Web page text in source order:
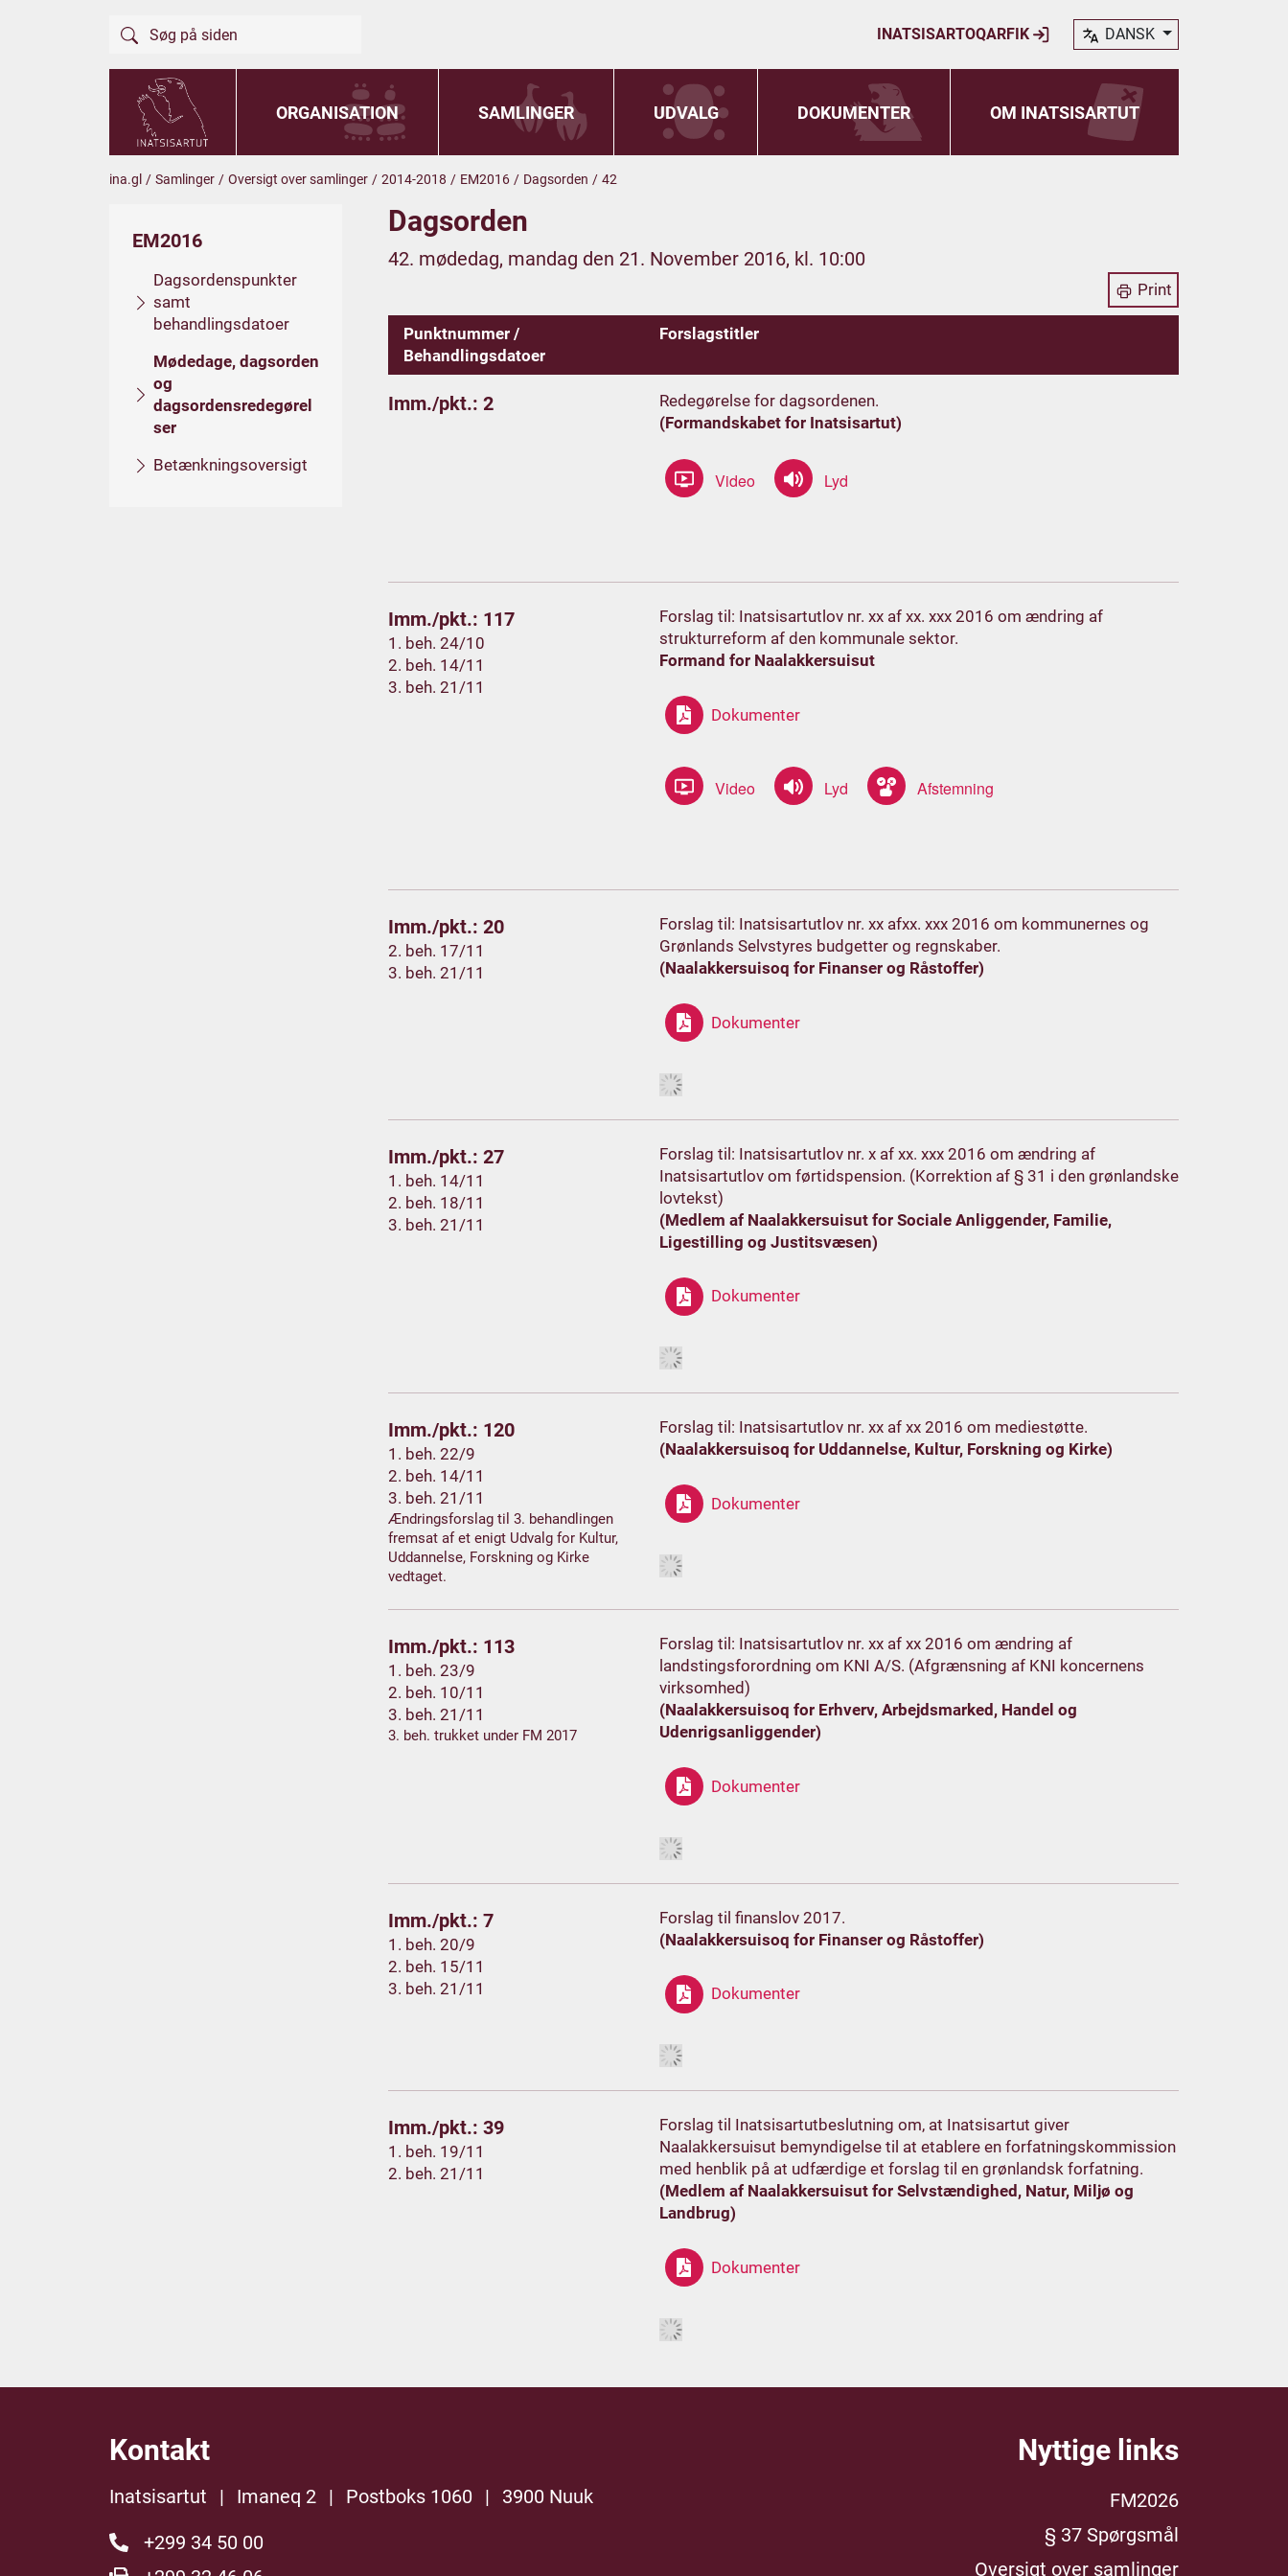
INATSISARTOQARFIK DANSK
ORGANISATION SAMLINGER UDVALG DOKUMENTER OM INATSISARTUT
ina.gl / Samlinger / Oversigt over samlinger / 2014-2018 / EM2016 / Dagsorden / 42
EM2016
Dagsordenspunkter
samt
behandlingsdatoer
Mødedage, dagsorden
og
dagsordensredegørel
ser
Betænkningsoversigt
Dagsorden
42. mødedag, mandag den 21. November 2016, kl. 10:00
Print
Punktnummer /
Behandlingsdatoer
Forslagstitler
Imm./pkt.: 2
Redegørelse for dagsordenen.
(Formandskabet for Inatsisartut)
Imm./pkt.: 117
1. beh. 24/10
2. beh. 14/11
3. beh. 21/11
Forslag til: Inatsisartutlov nr. xx af xx. xxx 2016 om ændring af
strukturreform af den kommunale sektor.
Formand for Naalakkersuisut
Dokumenter
Imm./pkt.: 20
2. beh. 17/11
3. beh. 21/11
Forslag til: Inatsisartutlov nr. xx afxx. xxx 2016 om kommunernes og
Grønlands Selvstyres budgetter og regnskaber.
(Naalakkersuisoq for Finanser og Råstoffer)
Dokumenter
Imm./pkt.: 27
1. beh. 14/11
2. beh. 18/11
3. beh. 21/11
Forslag til: Inatsisartutlov nr. x af xx. xxx 2016 om ændring af
Inatsisartutlov om førtidspension. (Korrektion af § 31 i den grønlandske
lovtekst)
(Medlem af Naalakkersuisut for Sociale Anliggender, Familie,
Ligestilling og Justitsvæsen)
Dokumenter
Imm./pkt.: 120
1. beh. 22/9
2. beh. 14/11
3. beh. 21/11
Ændringsforslag til 3. behandlingen
fremsat af et enigt Udvalg for Kultur,
Uddannelse, Forskning og Kirke
vedtaget.
Forslag til: Inatsisartutlov nr. xx af xx 2016 om mediestøtte.
(Naalakkersuisoq for Uddannelse, Kultur, Forskning og Kirke)
Dokumenter
Imm./pkt.: 113
1. beh. 23/9
2. beh. 10/11
3. beh. 21/11
3. beh. trukket under FM 2017
Forslag til: Inatsisartutlov nr. xx af xx 2016 om ændring af
landstingsforordning om KNI A/S. (Afgrænsning af KNI koncernens
virksomhed)
(Naalakkersuisoq for Erhverv, Arbejdsmarked, Handel og
Udenrigsanliggender)
Dokumenter
Imm./pkt.: 7
1. beh. 20/9
2. beh. 15/11
3. beh. 21/11
Forslag til finanslov 2017.
(Naalakkersuisoq for Finanser og Råstoffer)
Dokumenter
Imm./pkt.: 39
1. beh. 19/11
2. beh. 21/11
Forslag til Inatsisartutbeslutning om, at Inatsisartut giver
Naalakkersuisut bemyndigelse til at etablere en forfatningskommission
med henblik på at udfærdige et forslag til en grønlandsk forfatning.
(Medlem af Naalakkersuisut for Selvstændighed, Natur, Miljø og
Landbrug)
Dokumenter
Kontakt
Inatsisartut | Imaneq 2 | Postboks 1060 |
3900 Nuuk
+299 34 50 00
Nyttige links
FM2026
§ 37 Spørgsmål
Oversigt over samlinger